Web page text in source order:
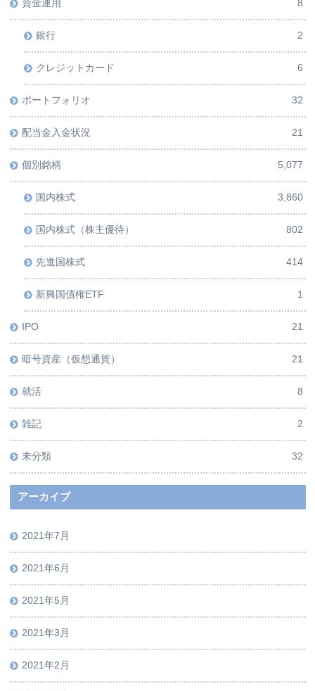
資金運用 8
銀行 2
クレジットカード 6
ポートフォリオ 32
配当金入金状況 21
個別銘柄 5,077
国内株式 3,860
国内株式（株主優待） 802
先進国株式 414
新興国債権ETF 1
IPO 21
暗号資産（仮想通貨） 21
就活 8
雑記 2
未分類 32
アーカイブ
2021年7月
2021年6月
2021年5月
2021年3月
2021年2月